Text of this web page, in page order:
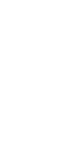
favoritos